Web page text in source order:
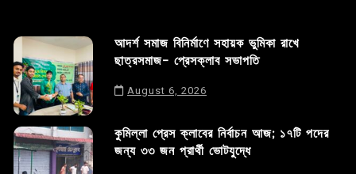
আদর্শ সমাজ বিনির্মাণে সহায়ক ভুমিকা রাখে
ছাত্রসমাজ- প্রেসক্লাব সভাপতি
August 6, 2026
কুমিল্লা প্রেস ক্লাবের নির্বাচন আজ; ১৭টি পদের
জন্য ৩৩ জন প্রার্থী ভোটযুদ্ধে